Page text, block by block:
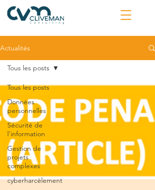
Actualités
Tous les posts
Données
personnelles
Sécurité de
l'information
Gestion de
projets
complexes
cyberharcèlement
Tous les posts